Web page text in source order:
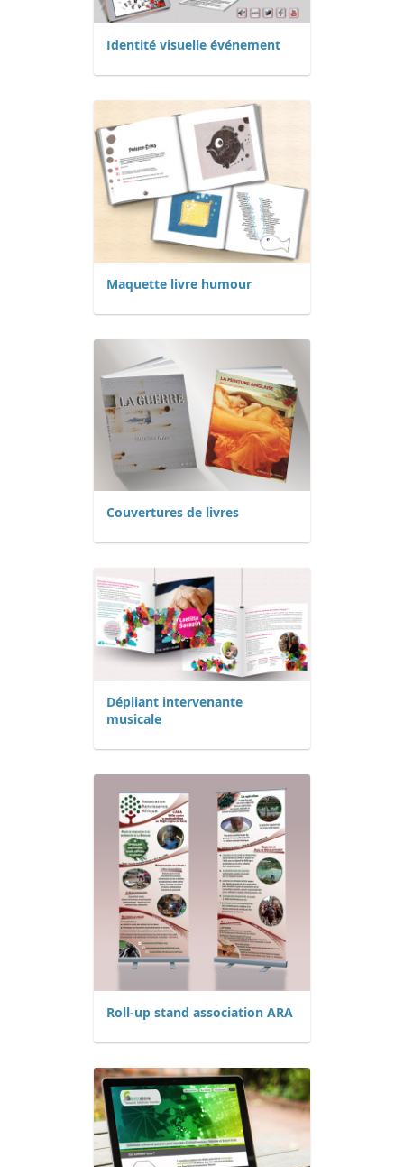
Identité visuelle événement
Maquette livre humour
Couvertures de livres
Dépliant intervenante
musicale
Roll-up stand association ARA